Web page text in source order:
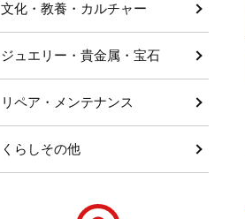
文化・教養・カルチャー
ジュエリー・貴金属・宝石
リペア・メンテナンス
くらしその他